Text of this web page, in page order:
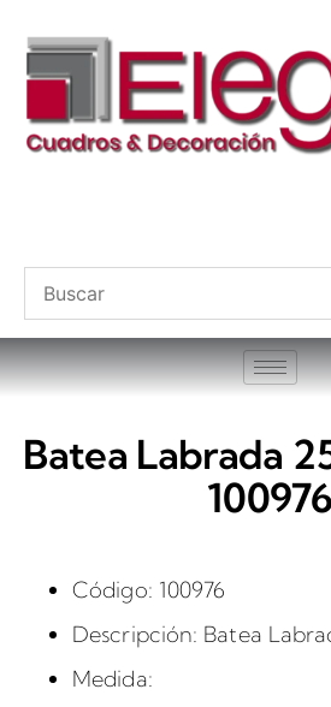
Batea Labrada
100976
Código: 100976
Descripción: Batea
Medida: